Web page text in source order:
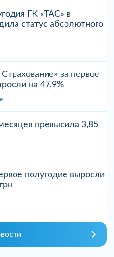
ГК «ТАС» в
статус абсолютного
за первое
на 47,9%
превысила 3,85
полугодие выросли